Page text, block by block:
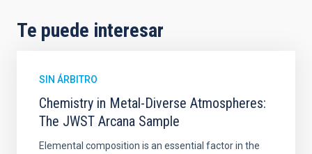
Te puede interesar
SIN ÁRBITRO
Chemistry in Metal-Diverse Atmospheres:
The JWST Arcana Sample
Elemental composition is an essential factor in the